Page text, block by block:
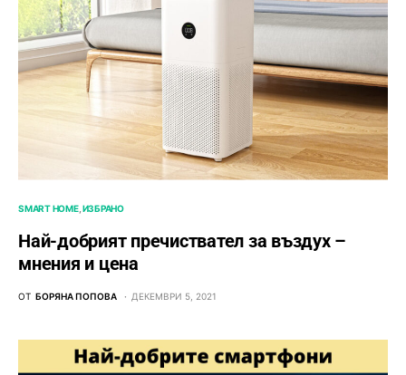
SMART HOME ИЗБРАНО
Най-добрият пречиствател за въздух –
мнения и цена
ОТ БОРЯНА ПОПОВА ДЕКЕМВРИ 5, 2021